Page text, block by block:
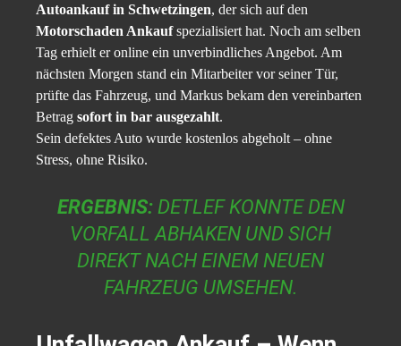
Autoankauf in Schwetzingen, der sich auf den
Motorschaden Ankaufspezialisiert hat. Noch am selben
Tag erhielt er online ein unverbindliches Angebot. Am
nächsten Morgen stand ein Mitarbeiter vor seiner Tür,
prüfte das Fahrzeug, und Markus bekam den vereinbarten
Betrag sofort in bar ausgezahlt.
Sein defektes Auto wurde kostenlos abgeholt – ohne
Stress, ohne Risiko.
ERGEBNIS:DETLEF KONNTE DEN
VORFALL ABHAKEN UND SICH
DIREKT NACH EINEM NEUEN
FAHRZEUG UMSEHEN.